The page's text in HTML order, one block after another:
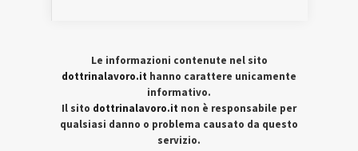
Le informazioni contenute nel sito
dottrinalavoro.it hanno carattere unicamente
informativo.
Il sito dottrinalavoro.it non è responsabile per
qualsiasi danno o problema causato da questo
servizio.